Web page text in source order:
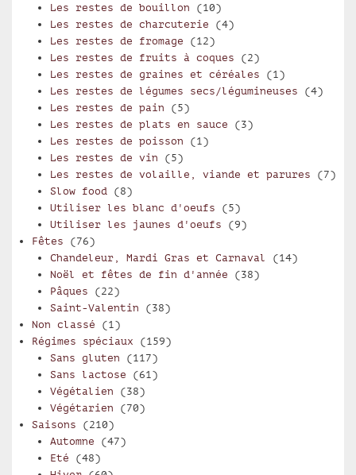
Les restes de bouillon (10)
Les restes de charcuterie (4)
Les restes de fromage (12)
Les restes de fruits à coques (2)
Les restes de graines et céréales (1)
Les restes de légumes secs/légumineuses (4)
Les restes de pain (5)
Les restes de plats en sauce (3)
Les restes de poisson (1)
Les restes de vin (5)
Les restes de volaille, viande et parures (7)
Slow food (8)
Utiliser les blanc d'oeufs (5)
Utiliser les jaunes d'oeufs (9)
Fêtes (76)
Chandeleur, Mardi Gras et Carnaval (14)
Noël et fêtes de fin d'année (38)
Pâques (22)
Saint-Valentin (38)
Non classé (1)
Régimes spéciaux (159)
Sans gluten (117)
Sans lactose (61)
Végétalien (38)
Végétarien (70)
Saisons (210)
Automne (47)
Eté (48)